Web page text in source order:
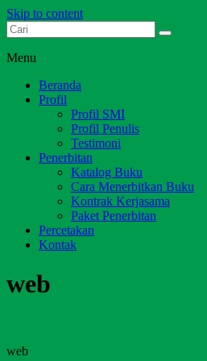
Skip to content
Dari Jambi untuk Indonesia
Menu
Beranda
Profil
Profil SMI
Profil Penulis
Testimoni
Penerbitan
Katalog Buku
Cara Menerbitkan Buku
Kontrak Kerjasama
Paket Penerbitan
Percetakan
Kontak
web
web